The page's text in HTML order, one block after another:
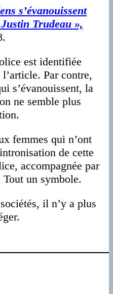
s’évanouissent
Trudeau »,
est identifiée
Par contre,
s’évanouissent, la
ne semble plus
femmes qui n’ont
de cette
accompagnée par
un symbole.
il n’y a plus